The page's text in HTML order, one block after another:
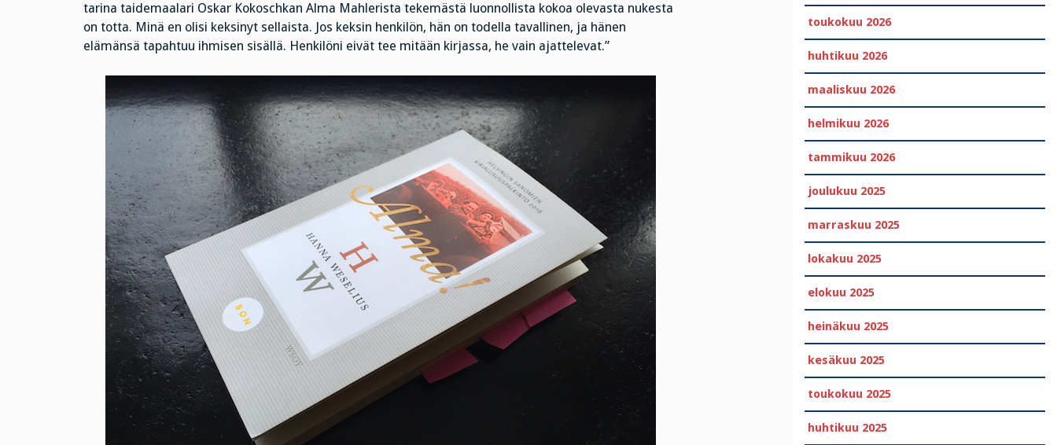
tarina taidemaalari Oskar Kokoschkan Alma Mahlerista tekemästä luonnollista kokoa olevasta nukesta
on totta. Minä en olisi keksinyt sellaista. Jos keksin henkilön, hän on todella tavallinen, ja hänen
elämänsä tapahtuu ihmisen sisällä. Henkilöni eivät tee mitään kirjassa, he vain ajattelevat.”
toukokuu 2026
huhtikuu 2026
maaliskuu 2026
helmikuu 2026
tammikuu 2026
joulukuu 2025
marraskuu 2025
lokakuu 2025
elokuu 2025
heinäkuu 2025
kesäkuu 2025
toukokuu 2025
huhtikuu 2025